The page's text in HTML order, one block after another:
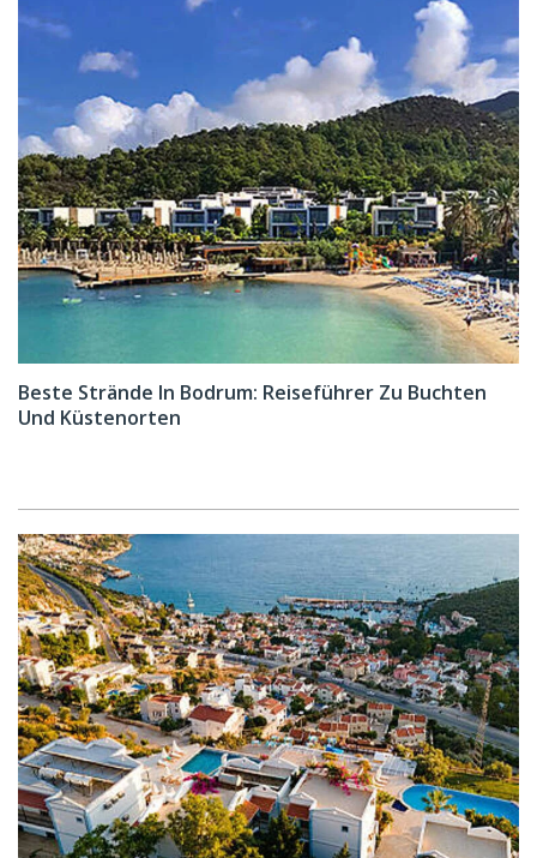
Beste Strände In Bodrum: Reiseführer Zu Buchten
Und Küstenorten